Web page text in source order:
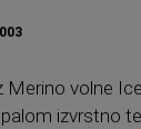
Merino volne
izvrstno